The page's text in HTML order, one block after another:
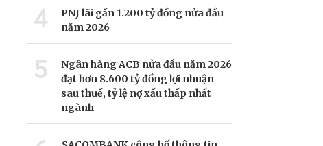
4
PNJ lãi gần 1.200 tỷ đồng nửa đầu
năm 2026
5
Ngân hàng ACB nửa đầu năm 2026
đạt hơn 8.600 tỷ đồng lợi nhuận
sau thuế, tỷ lệ nợ xấu thấp nhất
ngành